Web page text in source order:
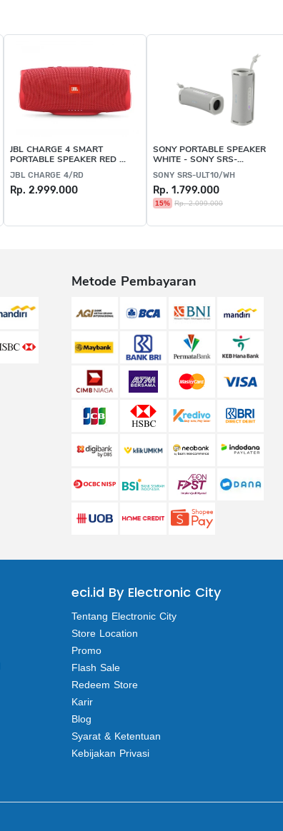
JBL CHARGE 4 SMART
PORTABLE SPEAKER RED -
JBL CHARGE 4/RD
JBL CHARGE 4/RD
Rp. 2.999.000
SONY PORTABLE SPEAKER
WHITE - SONY SRS-
SONY SRS-ULT10/WH
Rp. 1.799.000
15% Rp. 2.099.000
Metode Pembayaran
eci.id By Electronic City
Tentang Electronic City
Store Location
Promo
Flash Sale
Redeem Store
Karir
Blog
Syarat & Ketentuan
Kebijakan Privasi